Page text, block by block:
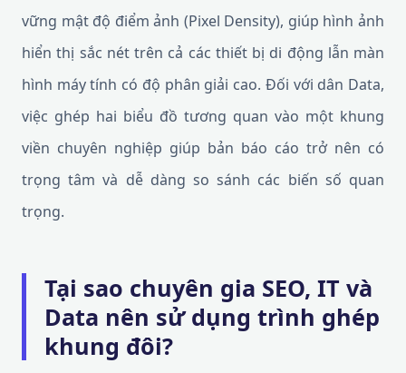
vững mật độ điểm ảnh (Pixel Density), giúp hình ảnh
hiển thị sắc nét trên cả các thiết bị di động lẫn màn
hình máy tính có độ phân giải cao. Đối với dân Data,
việc ghép hai biểu đồ tương quan vào một khung
viền chuyên nghiệp giúp bản báo cáo trở nên có
trọng tâm và dễ dàng so sánh các biến số quan
trọng.
Tại sao chuyên gia SEO, IT và
Data nên sử dụng trình ghép
khung đôi?